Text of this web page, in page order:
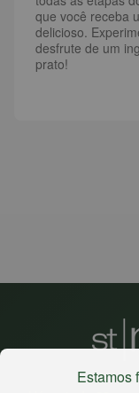
que você receba
delicioso.
desfrute de um
prato!
Estamos